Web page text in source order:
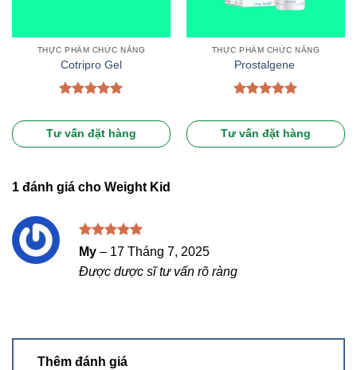
THỰC PHẨM CHỨC NĂNG
Cotripro Gel
hạng5.00
5 sao
Tư vấn đặt hàng
THỰC PHẨM CHỨC NĂNG
Prostalgene
hạng5.00
5 sao
Tư vấn đặt hàng
1 đánh giá cho Weight Kid
Được xếp
hạng
sao
My – 17 Tháng 7, 2025
Được dược sĩ tư vấn rõ ràng
Thêm đánh giá